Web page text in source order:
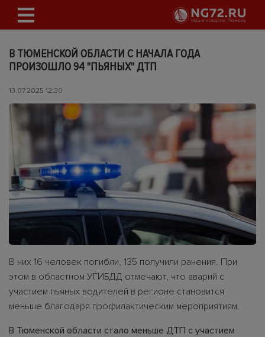
В ТЮМЕНСКОЙ ОБЛАСТИ С НАЧАЛА ГОДА
ПРОИЗОШЛО 94 "ПЬЯНЫХ" ДТП
13.07.2025 12:30
В них 16 человек погибли, 135 получили ранения. При
этом в областном УГИБДД отмечают, что аварий с
участием пьяных водителей в регионе становится
меньше благодаря профилактическим мероприятиям.
В Тюменской области стало меньше ДТП с участием